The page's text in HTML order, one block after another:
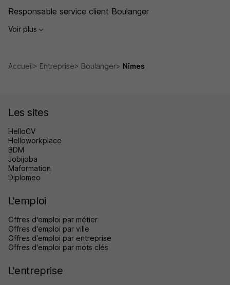
Responsable service client Boulanger
Voir plus
Accueil Entreprise Boulanger Nîmes
Les sites
HelloCV
Helloworkplace
BDM
Jobijoba
Maformation
Diplomeo
L'emploi
Offres d'emploi par métier
Offres d'emploi par ville
Offres d'emploi par entreprise
Offres d'emploi par mots clés
L'entreprise